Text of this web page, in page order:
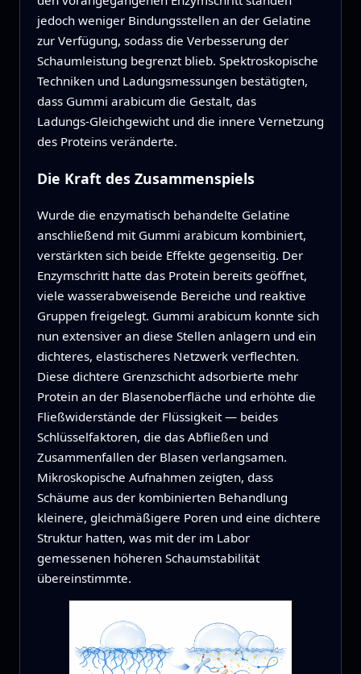
jedoch weniger Bindungsstellen an der Gelatine
zur Verfügung, sodass die Verbesserung der
Schaumleistung begrenzt blieb. Spektroskopische
Techniken und Ladungsmessungen bestätigten,
dass Gummi arabicum die Gestalt, das
Ladungs‑Gleichgewicht und die innere Vernetzung
des Proteins veränderte.
Die Kraft des Zusammenspiels
Wurde die enzymatisch behandelte Gelatine
anschließend mit Gummi arabicum kombiniert,
verstärkten sich beide Effekte gegenseitig. Der
Enzymschritt hatte das Protein bereits geöffnet,
viele wasserabweisende Bereiche und reaktive
Gruppen freigelegt. Gummi arabicum konnte sich
nun extensiver an diese Stellen anlagern und ein
dichteres, elastischeres Netzwerk verflechten.
Diese dichtere Grenzschicht adsorbierte mehr
Protein an der Blasenoberfläche und erhöhte die
Fließwiderstände der Flüssigkeit — beides
Schlüsselfaktoren, die das Abfließen und
Zusammenfallen der Blasen verlangsamen.
Mikroskopische Aufnahmen zeigten, dass
Schäume aus der kombinierten Behandlung
kleinere, gleichmäßigere Poren und eine dichtere
Struktur hatten, was mit der im Labor
gemessenen höheren Schaumstabilität
übereinstimmte.